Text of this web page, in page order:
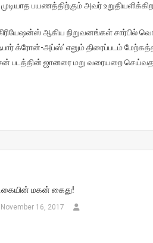
பயணத்திற்கும் அவர்
ஆகிய நிறுவனங்கள் சார்பில்
க்ரோன்-அப்ஸ்’ எனும் திரைப்படம்
படத்தின் ஜானரை மறு வரையறை
மகன் கைது!
November 16, 2017